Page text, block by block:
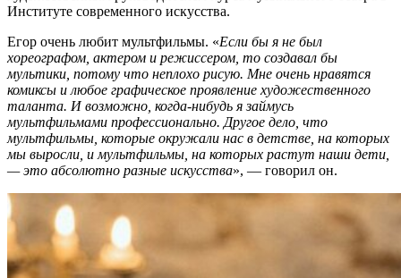
Институте современного искусства.
Егор очень любит мультфильмы. «Если бы я не был
хореографом, актером и режиссером, то создавал бы
мультики, потому что неплохо рисую. Мне очень нравятся
комиксы и любое графическое проявление художественного
таланта. И возможно, когда-нибудь я займусь
мультфильмами профессионально. Другое дело, что
мультфильмы, которые окружали нас в детстве, на которых
мы выросли, и мультфильмы, на которых растут наши дети,
— это абсолютно разные искусства», — говорил он.